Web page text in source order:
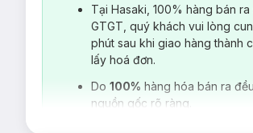
Tại Hasaki, 100% hàng bán
GTGT, quý khách vui lòng
phút sau khi giao hàng thành
lấy hoá đơn.
Do 100% hàng hóa bán ra
nguồn gốc rõ ràng.